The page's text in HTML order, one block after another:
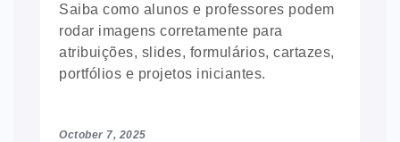
Saiba como alunos e professores podem
rodar imagens corretamente para
atribuições, slides, formulários, cartazes,
portfólios e projetos iniciantes.
October 7, 2025